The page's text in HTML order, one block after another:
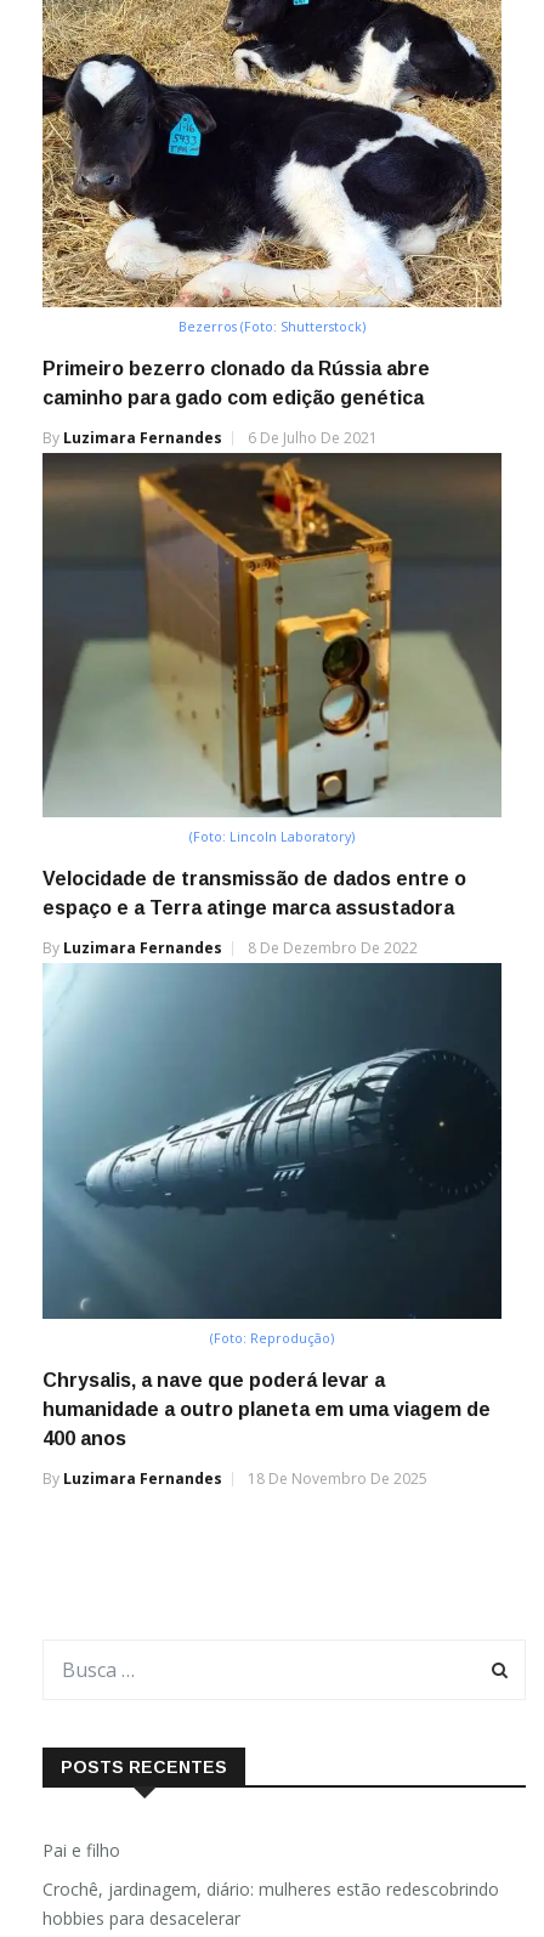
Bezerros (Foto: Shutterstock)
Primeiro bezerro clonado da Rússia abre
caminho para gado com edição genética
By Luzimara Fernandes 6 De Julho De 2021
(Foto: Lincoln Laboratory)
Velocidade de transmissão de dados entre o
espaço e a Terra atinge marca assustadora
By Luzimara Fernandes 8 De Dezembro De 2022
(Foto: Reprodução)
Chrysalis, a nave que poderá levar a
humanidade a outro planeta em uma viagem de
400 anos
By Luzimara Fernandes 18 De Novembro De 2025
POSTS RECENTES
Pai e filho
Crochê, jardinagem, diário: mulheres estão redescobrindo
hobbies para desacelerar